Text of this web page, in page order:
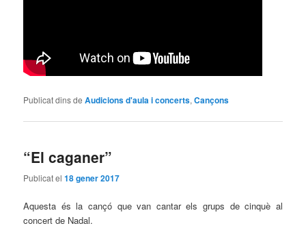
Publicat dins de Audicions d'aula i concerts,Cançons
“El caganer”
Publicat el18 gener 2017
Aquesta és la cançó que van cantar els grups de cinquè al
concert de Nadal.